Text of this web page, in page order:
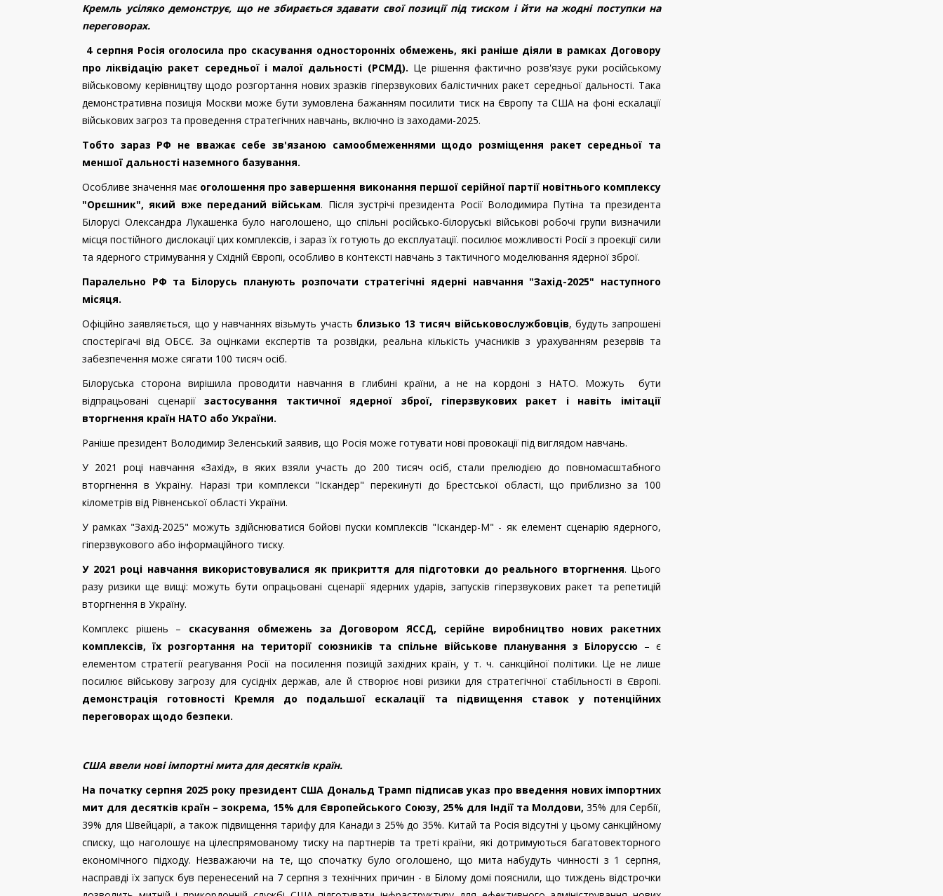
Кремль усіляко демонструє, що не збирається здавати свої позиції під тиском і йти на жодні поступки на
переговорах.
4 серпня Росія оголосила про скасування односторонніх обмежень, які раніше діяли в рамках Договору
про ліквідацію ракет середньої і малої дальності (РСМД). Це рішення фактично розв'язує руки російському
військовому керівництву щодо розгортання нових зразків гіперзвукових балістичних ракет середньої дальності. Така
демонстративна позиція Москви може бути зумовлена бажанням посилити тиск на Європу та США на фоні ескалації
військових загроз та проведення стратегічних навчань, включно із заходами-2025.
Тобто зараз РФ не вважає себе зв'язаною самообмеженнями щодо розміщення ракет середньої та
меншої дальності наземного базування.
Особливе значення має оголошення про завершення виконання першої серійної партії новітнього комплексу
"Орєшник", який вже переданий військам. Після зустрічі президента Росії Володимира Путіна та президента
Білорусі Олександра Лукашенка було наголошено, що спільні російсько-білоруські військові робочі групи визначили
місця постійного дислокації цих комплексів, і зараз їх готують до експлуатації. посилює можливості Росії з проекції сили
та ядерного стримування у Східній Європі, особливо в контексті навчань з тактичного моделювання ядерної зброї.
Паралельно РФ та Білорусь планують розпочати стратегічні ядерні навчання "Захід-2025" наступного
місяця.
Офіційно заявляється, що у навчаннях візьмуть участь близько 13 тисяч військовослужбовців, будуть запрошені
спостерігачі від ОБСЄ. За оцінками експертів та розвідки, реальна кількість учасників з урахуванням резервів та
забезпечення може сягати 100 тисяч осіб.
Білоруська сторона вирішила проводити навчання в глибині країни, а не на кордоні з НАТО. Можуть бути
відпрацьовані сценаріїзастосування тактичної ядерної зброї, гіперзвукових ракет і навіть імітації
вторгнення країн НАТО або України.
Раніше президент Володимир Зеленський заявив, що Росія може готувати нові провокації під виглядом навчань.
У 2021 році навчання «Захід», в яких взяли участь до 200 тисяч осіб, стали прелюдією до повномасштабного
вторгнення в Україну. Наразі три комплекси "Іскандер" перекинуті до Брестської області, що приблизно за 100
кілометрів від Рівненської області України.
У рамках "Захід-2025"можуть здійснюватися бойові пуски комплексів "Іскандер-М" - як елемент сценарію ядерного,
гіперзвукового або інформаційного тиску.
У 2021 році навчання використовувалися як прикриття для підготовки до реального вторгнення. Цього
разу ризики ще вищі: можуть бути опрацьовані сценарії ядерних ударів, запусків гіперзвукових ракет та репетицій
вторгнення в Україну.
Комплекс рішень – скасування обмежень за Договором ЯССД, серійне виробництво нових ракетних
комплексів, їх розгортання на території союзників та спільне військове планування з Білоруссю – є
елементом стратегії реагування Росії на посилення позицій західних країн, у т. ч. санкційної політики. Це не лише
посилює військову загрозу для сусідніх держав, але й створює нові ризики для стратегічної стабільності в Європі.
демонстрація готовності Кремля до подальшої ескалації та підвищення ставок у потенційних
переговорах щодо безпеки.
США ввели нові імпортні мита для десятків країн.
На початку серпня 2025 року президент США Дональд Трамп підписав указ про введення нових імпортних
мит для десятків країн – зокрема, 15% для Європейського Союзу, 25% для Індії та Молдови,35% для Сербії,
39% для Швейцарії, а також підвищення тарифу для Канади з 25%до 35%. Китай та Росія відсутні у цьому санкційному
списку, що наголошує на цілеспрямованому тиску на партнерів та треті країни, якідотримуються багатовекторного
економічного підходу. Незважаючи на те, що спочатку було оголошено, що мита набудуть чинності з 1 серпня,
насправді їх запуск був перенесений на 7 серпня з технічних причин - в Білому домі пояснили, що тиждень відстрочки